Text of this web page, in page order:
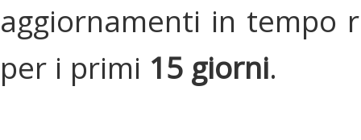
aggiornamenti in tempo
per i primi 15 giorni.